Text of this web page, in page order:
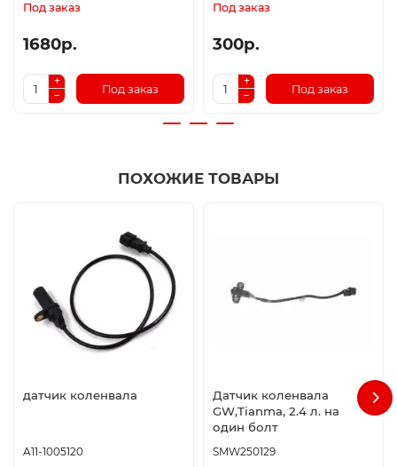
Под заказ
1680р.
Под заказ
Под заказ
300р.
Под заказ
ПОХОЖИЕ ТОВАРЫ
датчик коленвала
A11-1005120
Датчик коленвала
GW,Tianma, 2.4 л. на
один болт
SMW250129